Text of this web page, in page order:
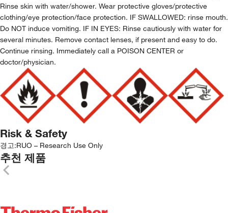
Rinse skin with water/shower. Wear protective gloves/protective
clothing/eye protection/face protection. IF SWALLOWED: rinse mouth.
Do NOT induce vomiting. IF IN EYES: Rinse cautiously with water for
several minutes. Remove contact lenses, if present and easy to do.
Continue rinsing. Immediately call a POISON CENTER or
doctor/physician.
Risk & Safety
경고:RUO – Research Use Only
추천 제품